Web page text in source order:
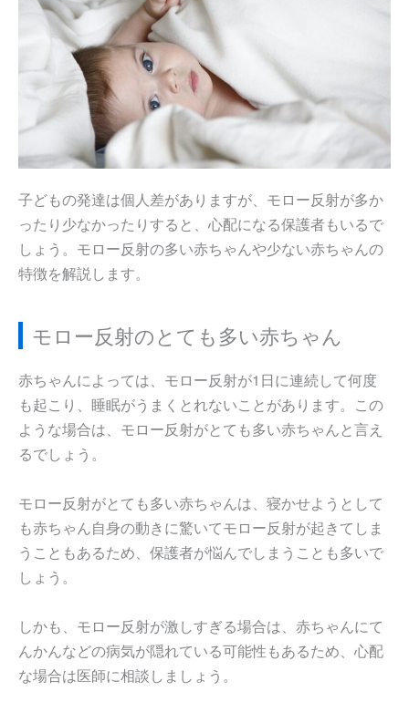
子どもの発達は個人差がありますが、モロー反射が多か
ったり少なかったりすると、心配になる保護者もいるで
しょう。モロー反射の多い赤ちゃんや少ない赤ちゃんの
特徴を解説します。
モロー反射のとても多い赤ちゃん
赤ちゃんによっては、モロー反射が1日に連続して何度
も起こり、睡眠がうまくとれないことがあります。この
ような場合は、モロー反射がとても多い赤ちゃんと言え
るでしょう。
モロー反射がとても多い赤ちゃんは、寝かせようとして
も赤ちゃん自身の動きに驚いてモロー反射が起きてしま
うこともあるため、保護者が悩んでしまうことも多いで
しょう。
しかも、モロー反射が激しすぎる場合は、赤ちゃんにて
んかんなどの病気が隠れている可能性もあるため、心配
な場合は医師に相談しましょう。